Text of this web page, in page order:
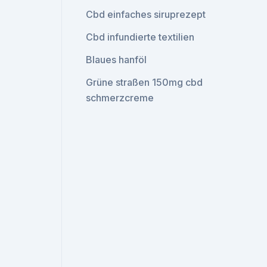
Cbd einfaches siruprezept
Cbd infundierte textilien
Blaues hanföl
Grüne straßen 150mg cbd
schmerzcreme